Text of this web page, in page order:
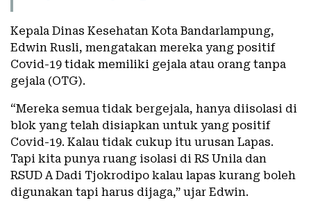
Kepala Dinas Kesehatan Kota Bandarlampung,
Edwin Rusli, mengatakan mereka yang positif
Covid-19 tidak memiliki gejala atau orang tanpa
gejala (OTG).
“Mereka semua tidak bergejala, hanya diisolasi di
blok yang telah disiapkan untuk yang positif
Covid-19. Kalau tidak cukup itu urusan Lapas.
Tapi kita punya ruang isolasi di RS Unila dan
RSUD A Dadi Tjokrodipo kalau lapas kurang boleh
digunakan tapi harus dijaga,” ujar Edwin.